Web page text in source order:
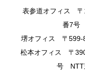
表参道オフィス 〒
番7号
堺オフィス 〒599-
松本オフィス 〒
号 NTT